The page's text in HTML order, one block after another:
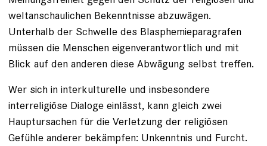
weltanschaulichen Bekenntnisse abzuwägen.
Unterhalb der Schwelle des Blasphemieparagrafen
müssen die Menschen eigenverantwortlich und mit
Blick auf den anderen diese Abwägung selbst treffen.
Wer sich in interkulturelle und insbesondere
interreligiöse Dialoge einlässt, kann gleich zwei
Hauptursachen für die Verletzung der religiösen
Gefühle anderer bekämpfen: Unkenntnis und Furcht.